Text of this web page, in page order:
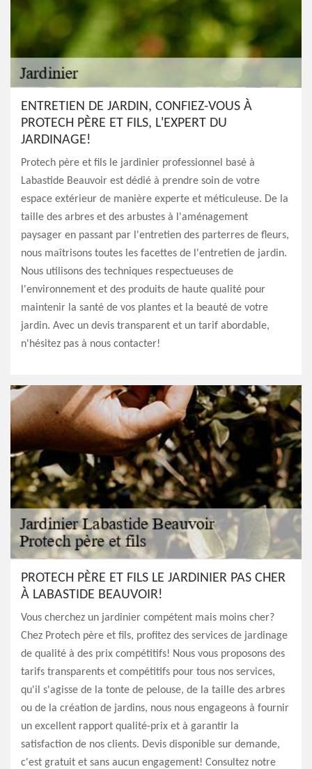
ENTRETIEN DE JARDIN, CONFIEZ-VOUS À
PROTECH PÈRE ET FILS, L'EXPERT DU
JARDINAGE!
Protech père et fils le jardinier professionnel basé à
Labastide Beauvoir est dédié à prendre soin de votre
espace extérieur de manière experte et méticuleuse. De la
taille des arbres et des arbustes à l'aménagement
paysager en passant par l'entretien des parterres de fleurs,
nous maîtrisons toutes les facettes de l'entretien de jardin.
Nous utilisons des techniques respectueuses de
l'environnement et des produits de haute qualité pour
maintenir la santé de vos plantes et la beauté de votre
jardin. Avec un devis transparent et un tarif abordable,
n'hésitez pas à nous contacter!
PROTECH PÈRE ET FILS LE JARDINIER PAS CHER
À LABASTIDE BEAUVOIR!
Vous cherchez un jardinier compétent mais moins cher?
Chez Protech père et fils, profitez des services de jardinage
de qualité à des prix compétitifs! Nous vous proposons des
tarifs transparents et compétitifs pour tous nos services,
qu'il s'agisse de la tonte de pelouse, de la taille des arbres
ou de la création de jardins, nous nous engageons à fournir
un excellent rapport qualité-prix et à garantir la
satisfaction de nos clients. Devis disponible sur demande,
c'est gratuit et sans aucun engagement! Consultez notre